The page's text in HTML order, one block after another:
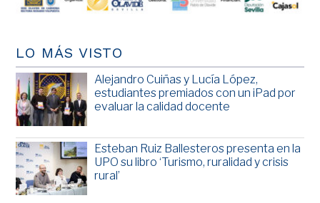
LO MÁS VISTO
Alejandro Cuiñas y Lucía López,
estudiantes premiados con un iPad por
evaluar la calidad docente
Esteban Ruiz Ballesteros presenta en la
UPO su libro ‘Turismo, ruralidad y crisis
rural’